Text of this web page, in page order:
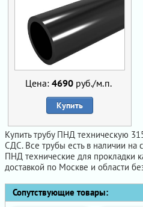
Цена: 4690руб./м.п.
Купить
Купить трубу ПНД техническую
СДС. Все трубы есть в наличии на
ПНД технические для прокладки
доставкой по Москве и области
Сопутствующие товары: